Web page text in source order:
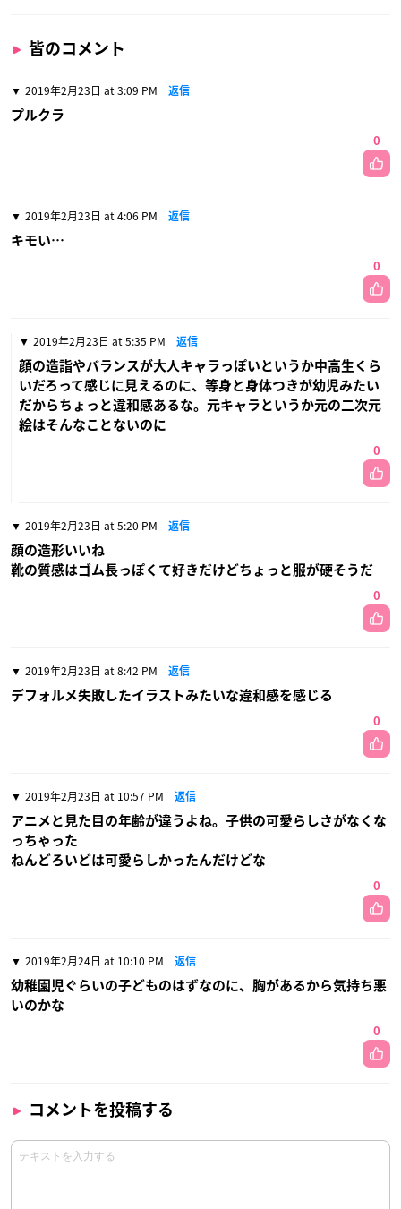
皆のコメント
2019年2月23日 at 3:09 PM 返信
プルクラ
0
2019年2月23日 at 4:06 PM 返信
キモい…
0
2019年2月23日 at 5:35 PM 返信
顔の造詣やバランスが大人キャラっぽいというか中高生くら
いだろって感じに見えるのに、等身と身体つきが幼児みたい
だからちょっと違和感あるな。元キャラというか元の二次元
絵はそんなことないのに
0
2019年2月23日 at 5:20 PM 返信
顔の造形いいね
靴の質感はゴム長っぽくて好きだけどちょっと服が硬そうだ
0
2019年2月23日 at 8:42 PM 返信
デフォルメ失敗したイラストみたいな違和感を感じる
0
2019年2月23日 at 10:57 PM 返信
アニメと見た目の年齢が違うよね。子供の可愛らしさがなくな
っちゃった
ねんどろいどは可愛らしかったんだけどな
0
2019年2月24日 at 10:10 PM 返信
幼稚園児ぐらいの子どものはずなのに、胸があるから気持ち悪
いのかな
0
コメントを投稿する